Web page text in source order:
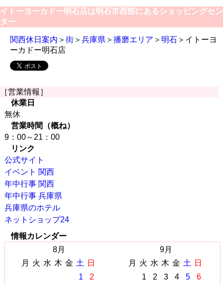
イトーヨーカドー明石店は明石市西部にあるショッピングセン
ター
関西休日案内 ＞ 街 ＞ 兵庫県 ＞ 播磨エリア ＞ 明石 ＞イトーヨ
ーカドー明石店
［営業情報］
休業日
無休
営業時間（概ね）
9：00～21：00
リンク
公式サイト
イベント 関西
年中行事 関西
年中行事 兵庫県
兵庫県のホテル
ネットショップ24
情報カレンダー
8月
月
火 水 木 金 土
日
1
2
9月
月
火 水 木 金 土
日
1
2 3 4 5
6